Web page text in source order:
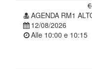
AGENDA RM1
12/08/2026
Alle 10:00 e 10:15